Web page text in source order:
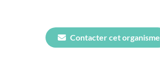
Contacter cet organisme